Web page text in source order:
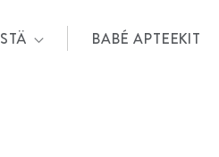
BABÉ APTEEKIT